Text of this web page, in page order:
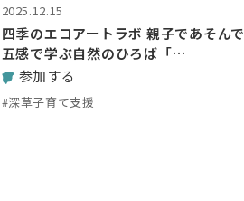
2025.12.15
四季のエコアートラボ 親子であそんで
五感で学ぶ自然のひろば「…
参加する
#深草子育て支援